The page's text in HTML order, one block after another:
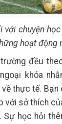
với chuyện
hoạt động
trường đều
khóa
thực tế. Bạn
với sở thích
Sự học hỏi